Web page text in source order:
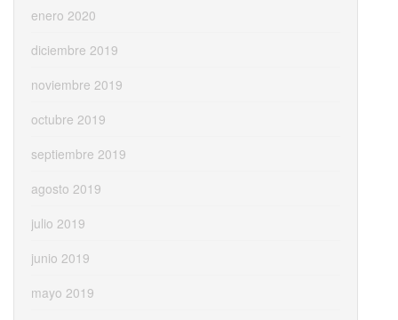
enero 2020
diciembre 2019
noviembre 2019
octubre 2019
septiembre 2019
agosto 2019
julio 2019
junio 2019
mayo 2019